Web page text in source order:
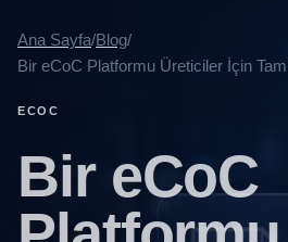
Ana Sayfa/Blog/
Bir eCoC Platformu Üreticiler İçin
ECOC
Bir eCoC